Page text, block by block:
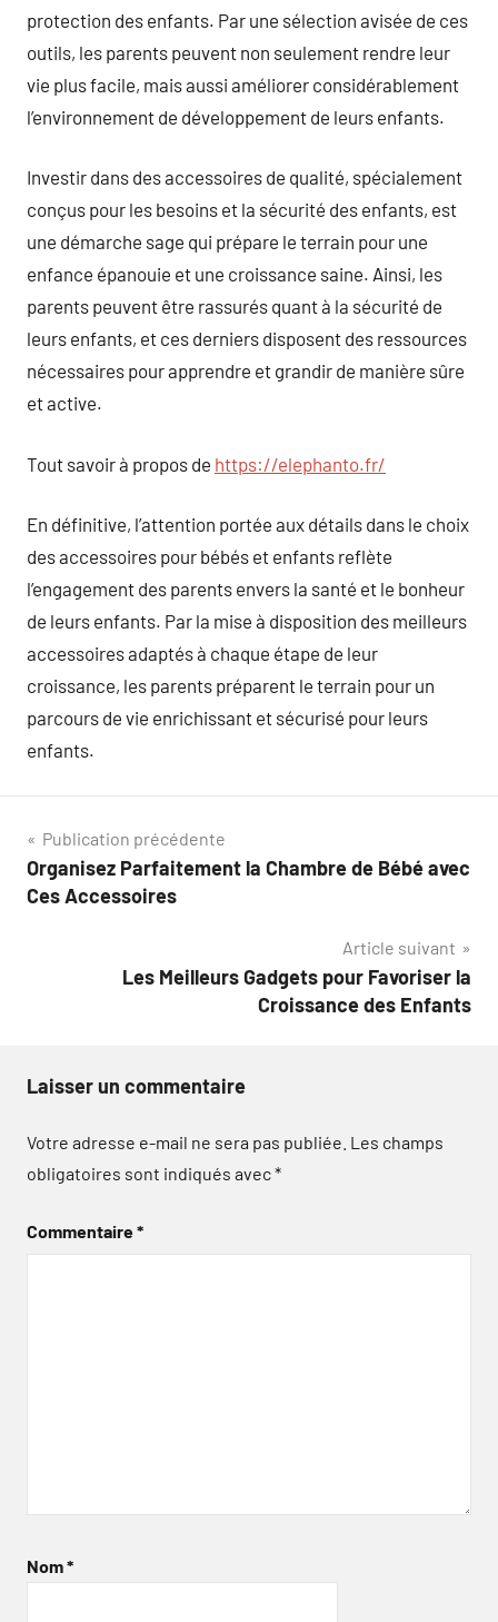
protection des enfants. Par une sélection avisée de ces
outils, les parents peuvent non seulement rendre leur
vie plus facile, mais aussi améliorer considérablement
l’environnement de développement de leurs enfants.
Investir dans des accessoires de qualité, spécialement
conçus pour les besoins et la sécurité des enfants, est
une démarche sage qui prépare le terrain pour une
enfance épanouie et une croissance saine. Ainsi, les
parents peuvent être rassurés quant à la sécurité de
leurs enfants, et ces derniers disposent des ressources
nécessaires pour apprendre et grandir de manière sûre
et active.
Tout savoir à propos de https://elephanto.fr/
En définitive, l’attention portée aux détails dans le choix
des accessoires pour bébés et enfants reflète
l’engagement des parents envers la santé et le bonheur
de leurs enfants. Par la mise à disposition des meilleurs
accessoires adaptés à chaque étape de leur
croissance, les parents préparent le terrain pour un
parcours de vie enrichissant et sécurisé pour leurs
enfants.
Navigation
de
Publication précédente
Organisez Parfaitement la Chambre de Bébé avec
Ces Accessoires
Article suivant
Les Meilleurs Gadgets pour Favoriser la
Croissance des Enfants
Laisser un commentaire
Votre adresse e-mail ne sera pas publiée. Les champs
obligatoires sont indiqués avec*
Commentaire*
Nom*